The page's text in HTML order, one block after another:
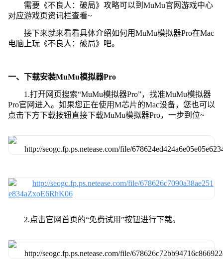
需要《不良人：破局》攻略可以到MuMu官网游戏中心
对应游戏页资讯栏查看~
接下来就来看看具体介绍如何用MuMu模拟器Pro在Mac
电脑上玩《不良人：破局》吧。
一、下载安装MuMu模拟器Pro
1.打开网页搜索“MuMu模拟器Pro”，找准MuMu模拟器
Pro官网进入。如果您正在使用M芯片的Mac设备，您也可以
点击下方下载按钮直接下载MuMu模拟器Pro，一步到位~
2.点击官网首页的“免费试用”按钮进行下载。